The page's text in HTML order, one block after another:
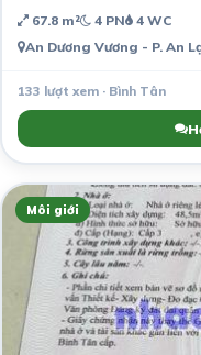
67.8 m² 4 PN 4 WC
An Dương Vương - P. An
133 lượt xem · Bình Tân
Môi giới